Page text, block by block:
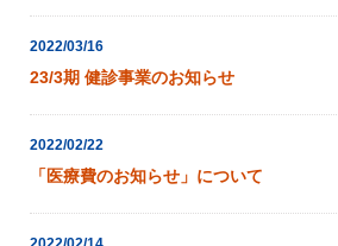
2022/03/16
23/3期 健診事業のお知らせ
2022/02/22
「医療費のお知らせ」について